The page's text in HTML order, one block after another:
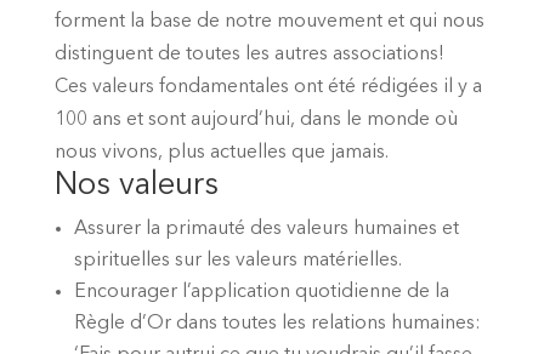
forment la base de notre mouvement et qui nous
distinguent de toutes les autres associations!
Ces valeurs fondamentales ont été rédigées il y a
100 ans et sont aujourd’hui, dans le monde où
nous vivons, plus actuelles que jamais.
Nos valeurs
Assurer la primauté des valeurs humaines et
spirituelles sur les valeurs matérielles.
Encourager l’application quotidienne de la
Règle d’Or dans toutes les relations humaines: